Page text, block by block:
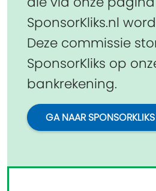
SponsorKliks.nl
Deze commissie
SponsorKliks op
bankrekening.
GA NAAR SPONSORKLIKS